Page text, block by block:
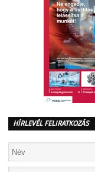
HÍRLEVÉL FELIRATKOZÁS